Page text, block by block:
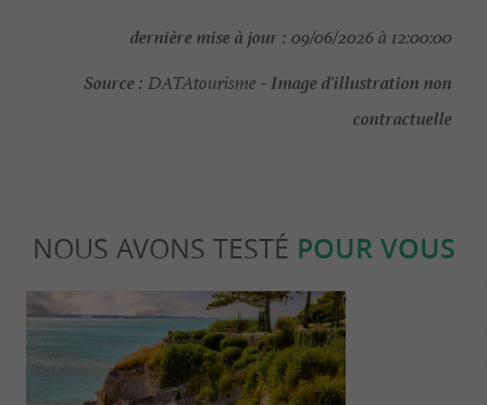
dernière mise à jour : 09/06/2026 à 12:00:00
Source : DATAtourisme -Image d'illustration non
contractuelle
NOUS AVONS TESTÉ POUR VOUS